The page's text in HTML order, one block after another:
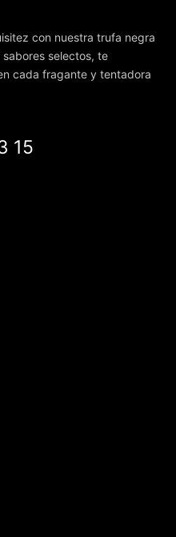
con nuestra trufa negra
selectos, te
cada fragante y tentadora
15